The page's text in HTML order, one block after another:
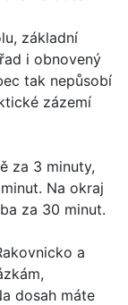
základní
i obnovený
tak nepůsobí
zázemí
za 3 minuty,
Na okraj
za 30 minut.
a
dosah máte